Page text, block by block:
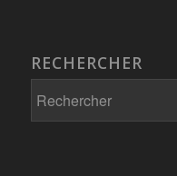
RECHERCHER